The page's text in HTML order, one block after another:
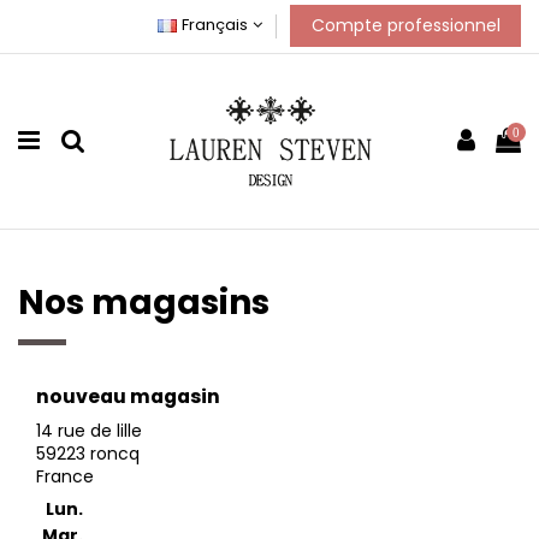
Français Compte professionnel
0
Nos magasins
nouveau magasin
14 rue de lille
59223 roncq
France
Lun.